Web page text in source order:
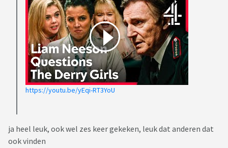
https://youtu.be/yEqi-RT3YoU
ja heel leuk, ook wel zes keer gekeken, leuk dat anderen dat
ook vinden